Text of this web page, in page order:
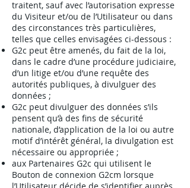
traitent, sauf avec l’autorisation expresse
du Visiteur et/ou de l’Utilisateur ou dans
des circonstances très particulières,
telles que celles envisagées ci-dessous :
G2c peut être amenés, du fait de la loi,
dans le cadre d’une procédure judiciaire,
d’un litige et/ou d’une requête des
autorités publiques, à divulguer des
données ;
G2c peut divulguer des données s’ils
pensent qu’à des fins de sécurité
nationale, d’application de la loi ou autre
motif d’intérêt général, la divulgation est
nécessaire ou appropriée ;
aux Partenaires G2c qui utilisent le
Bouton de connexion G2cm lorsque